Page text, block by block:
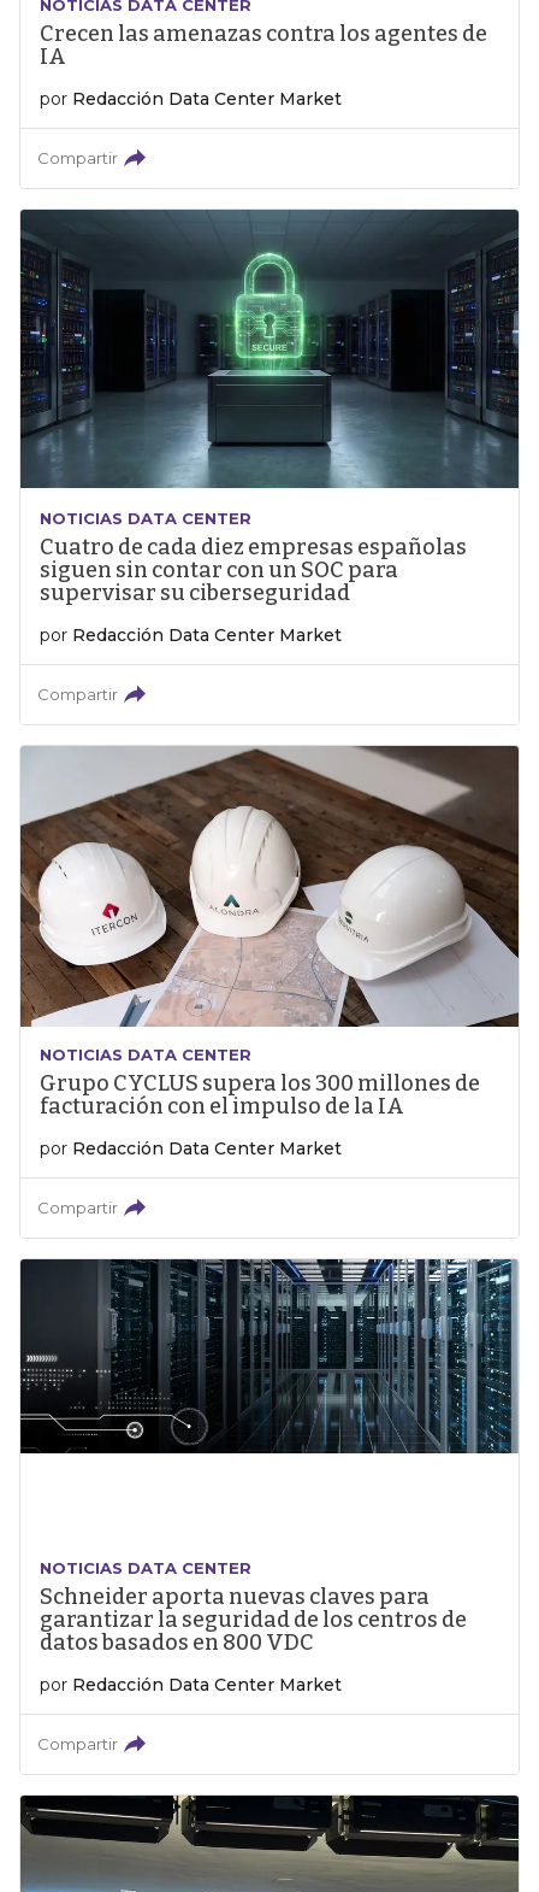
NOTICIAS DATA CENTER
Crecen las amenazas contra los agentes de
IA
por Redacción Data Center Market
Compartir
NOTICIAS DATA CENTER
Cuatro de cada diez empresas españolas
siguen sin contar con un SOC para
supervisar su ciberseguridad
por Redacción Data Center Market
Compartir
NOTICIAS DATA CENTER
Grupo CYCLUS supera los 300 millones de
facturación con el impulso de la IA
por Redacción Data Center Market
Compartir
NOTICIAS DATA CENTER
Schneider aporta nuevas claves para
garantizar la seguridad de los centros de
datos basados en 800 VDC
por Redacción Data Center Market
Compartir